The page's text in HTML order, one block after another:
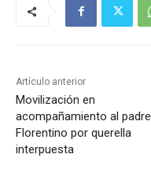
Artículo anterior
Movilización en
acompañamiento al padre
Florentino por querella
interpuesta